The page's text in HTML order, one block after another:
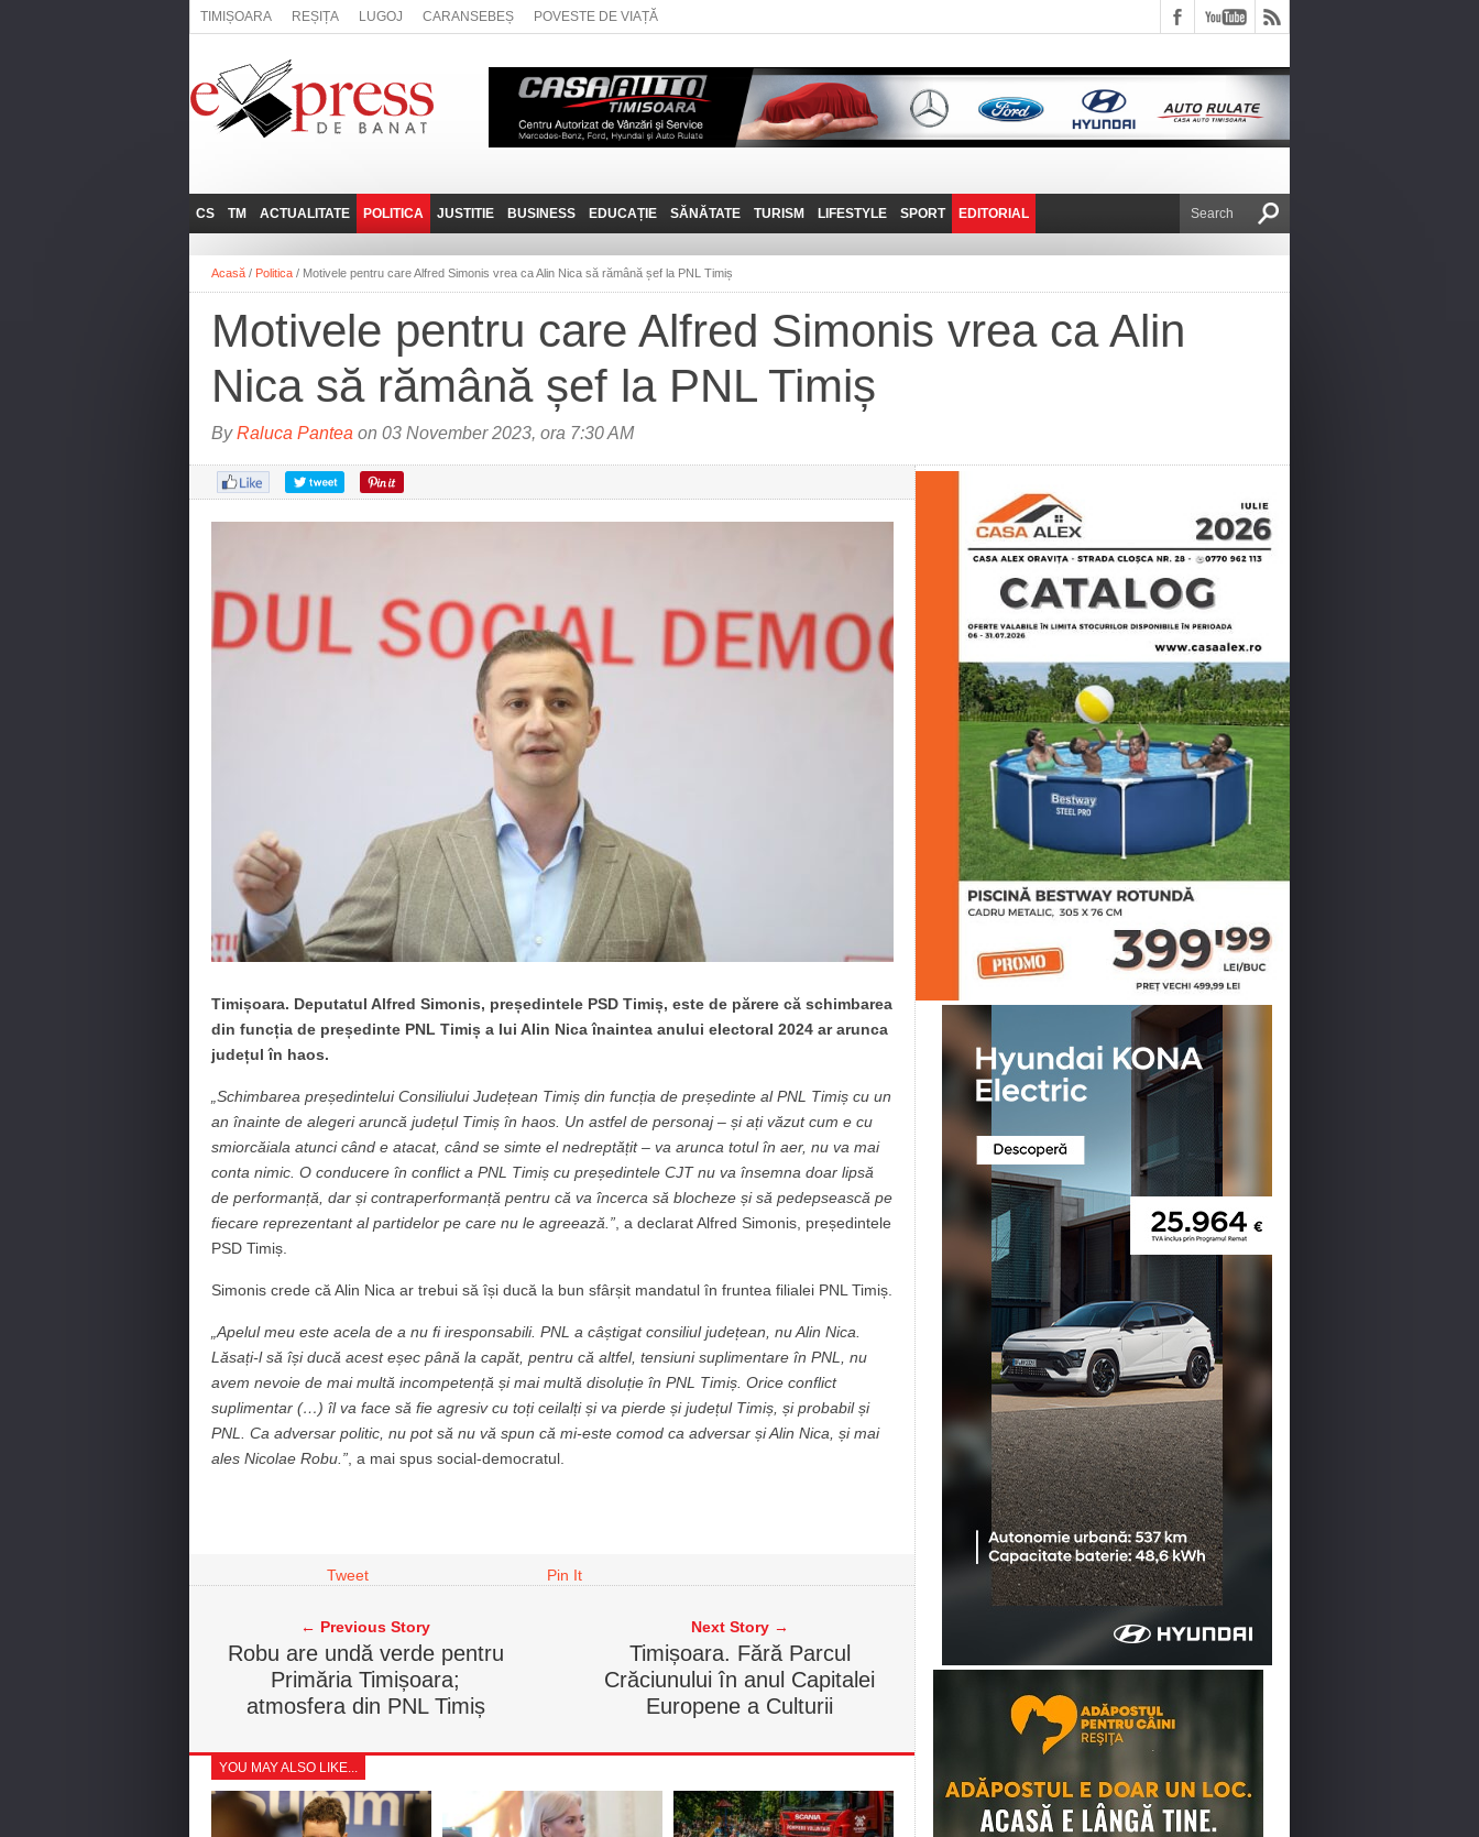
TIMIȘOARA REȘIȚA LUGOJ CARANSEBEȘ POVESTE DE VIAȚĂ
CS
REȘIȚA
CARANSEBEȘ
ANINA
BOCŞA
ORAVIȚA
OȚELU ROŞU
TM
LUGOJ
TIMIȘOARA
ACTUALITATE
ADMINISTRATIE
NAȚIONAL
SOCIAL
POLITICA
EXPRESSLIVE
INTERVIURILE
JUSTITIE BUSINESS
JOB-URI
TEHNIT
EDUCAȚIE SĂNĂTATE TURISM
PRIN MUNȚII
FANTASTICUL BANAT
TRAVEL VLOG
LIFESTYLE
POVESTE DE VIAȚĂ
SPORT EDITORIAL
DE VICTOR NAFIRU
Acasă / Politica / Motivele pentru care Alfred Simonis vrea ca Alin Nica să rămână șef la PNL Timiș
Motivele pentru care Alfred Simonis vrea ca Alin
Nica să rămână șef la PNL Timiș
ByRaluca Pantea on 03 November 2023, ora 7:30 AM
Timișoara. Deputatul Alfred Simonis, președintele PSD Timiș, este de părere că schimbarea
din funcția de președinte PNL Timiș a lui Alin Nica înaintea anului electoral 2024 ar arunca
județul în haos.
„Schimbarea președintelui Consiliului Județean Timiș din funcția de președinte al PNL Timiș cu un
an înainte de alegeri aruncă județul Timiș în haos. Un astfel de personaj – și ați văzut cum e cu
smiorcăiala atunci când e atacat, când se simte el nedreptățit – va arunca totul în aer, nu va mai
conta nimic. O conducere în conflict a PNL Timiș cu președintele CJT nu va însemna doar lipsă
de performanță, dar și contraperformanță pentru că va încerca să blocheze și să pedepsească pe
fiecare reprezentant al partidelor pe care nu le agreează.” , a declarat Alfred Simonis, președintele
PSD Timiș.
Simonis crede că Alin Nica ar trebui să își ducă la bun sfârșit mandatul în fruntea filialei PNL Timiș.
„Apelul meu este acela de a nu fi iresponsabili. PNL a câștigat consiliul județean, nu Alin Nica.
Lăsați-l să își ducă acest eșec până la capăt, pentru că altfel, tensiuni suplimentare în PNL, nu
avem nevoie de mai multă incompetență și mai multă disoluție în PNL Timiș. Orice conflict
suplimentar (…) îl va face să fie agresiv cu toți ceilalți și va pierde și județul Timiș, și probabil și
PNL. Ca adversar politic, nu pot să nu vă spun că mi-este comod ca adversar și Alin Nica, și mai
ales Nicolae Robu.” , a mai spus social-democratul.
Tweet Pin It
← Previous Story
Robu are undă verde pentru
Primăria Timișoara;
atmosfera din PNL Timiș
Next Story →
Timișoara. Fără Parcul
Crăciunului în anul Capitalei
Europene a Culturii
YOU MAY ALSO LIKE...